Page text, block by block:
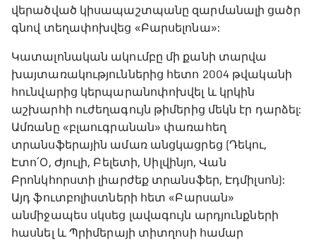
վերածված կիսապաշտպանը զարմանալի ցածր
գնով տեղափոխվեց «Բարսելոնա»:
Կատալոնական ակումբը մի քանի տարվա
խայտառակություններից հետո 2004 թվականի
հունվարից կերպարանոփոխվել և կրկին
աշխարհի ուժեղագույն թիմերից մեկն էր դարձել:
Ամռանը «բլաուգրանան» փառահեղ
տրանսֆերային ամառ անցկացրեց (Դեկու,
Էտո՛О, Ժյուլի, Բելետի, Սիլվինյո, Վան
Բրոնկհորստի լիարժեք տրանսֆեր, Էդմիլսոն):
Այդ ֆուտբոլիստների հետ «Բարսան»
անմիջապես սկսեց լավագույն արդյունքների
հասնել և Պրիմերայի տիտղոսի համար